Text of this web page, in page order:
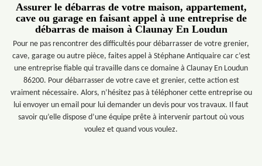
Assurer le débarras de votre maison, appartement,
cave ou garage en faisant appel à une entreprise de
débarras de maison à Claunay En Loudun
Pour ne pas rencontrer des difficultés pour débarrasser de votre grenier,
cave, garage ou autre pièce, faites appel à Stéphane Antiquaire car c’est
une entreprise fiable qui travaille dans ce domaine à Claunay En Loudun
86200. Pour débarrasser de votre cave et grenier, cette action est
vraiment nécessaire. Alors, n’hésitez pas à téléphoner cette entreprise ou
lui envoyer un email pour lui demander un devis pour vos travaux. Il faut
savoir qu’elle dispose d’une équipe prête à intervenir partout où vous
voulez et quand vous voulez.